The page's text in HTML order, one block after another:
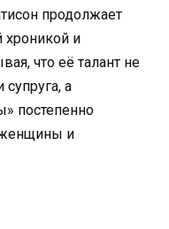
продолжает
хроникой и
что её талант не
а
постепенно
женщины и